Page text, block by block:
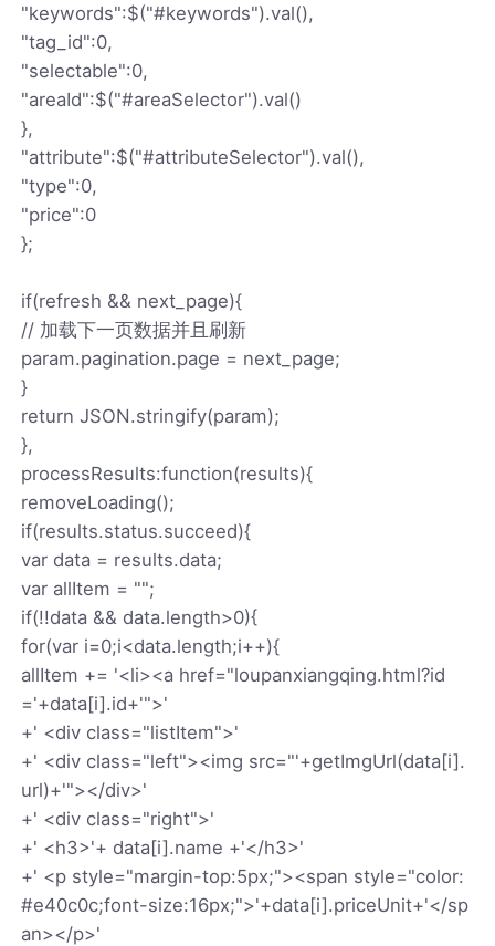
"keywords":$("#keywords").val(),
"tag_id":0,
"selectable":0,
"areaId":$("#areaSelector").val()
},
"attribute":$("#attributeSelector").val(),
"type":0,
"price":0
};
if(refresh && next_page){
// 加载下一页数据并且刷新
param.pagination.page = next_page;
}
return JSON.stringify(param);
},
processResults:function(results){
removeLoading();
if(results.status.succeed){
var data = results.data;
var allItem = "";
if(!!data && data.length>0){
for(var i=0;i<data.length;i++){
allItem += '<li><a href="loupanxiangqing.html?id
='+data[i].id+'">'
+' <div class="listItem">'
+' <div class="left"><img src="'+getImgUrl(data[i].
url)+'"></div>'
+' <div class="right">'
+' <h3>'+ data[i].name +'</h3>'
+' <p style="margin-top:5px;"><span style="color:
#e40c0c;font-size:16px;">'+data[i].priceUnit+'</sp
an></p>'